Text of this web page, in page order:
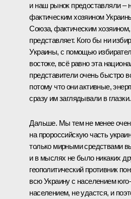
и наш рынок предоставляли –
фактическим хозяином
Союза, фактическим
представляет. Кого бы ни
Украины, с помощью
востоке, всё равно эта
представители очень быстро
потому что они активные,
сразу им заглядывали в глазки.
Дальше. Мы тем не менее
на пророссийскую часть
только мирными средствами
и в мыслях не было никаких
геополитический противник
всю Украину с населением
населением, не удастся, и